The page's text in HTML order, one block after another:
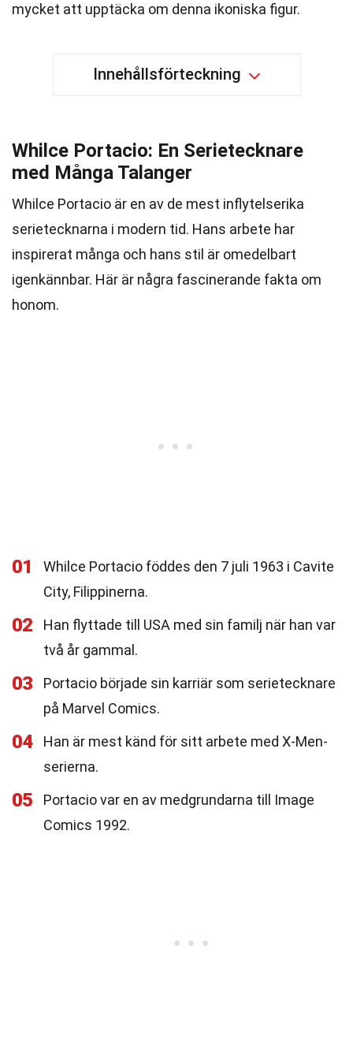
mycket att upptäcka om denna ikoniska figur.
Innehållsförteckning
Whilce Portacio: En Serietecknare
med Många Talanger
Whilce Portacio är en av de mest inflytelserika
serietecknarna i modern tid. Hans arbete har
inspirerat många och hans stil är omedelbart
igenkännbar. Här är några fascinerande fakta om
honom.
01
Whilce Portacio föddes den 7 juli 1963 i Cavite
City, Filippinerna.
02
Han flyttade till USA med sin familj när han var
två år gammal.
03
Portacio började sin karriär som serietecknare
på Marvel Comics.
04
Han är mest känd för sitt arbete med X-Men-
serierna.
05
Portacio var en av medgrundarna till Image
Comics 1992.